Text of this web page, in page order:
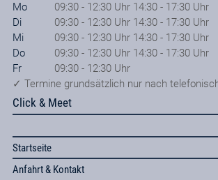
Mo
09:30 - 12:30 Uhr 14:30 - 17:30 Uhr
Di
09:30 - 12:30 Uhr 14:30 - 17:30 Uhr
Mi
09:30 - 12:30 Uhr 14:30 - 17:30 Uhr
Do
09:30 - 12:30 Uhr 14:30 - 17:30 Uhr
Fr
09:30 - 12:30 Uhr
✓ Termine grundsätzlich nur nach
Click & Meet
Startseite
Anfahrt & Kontakt